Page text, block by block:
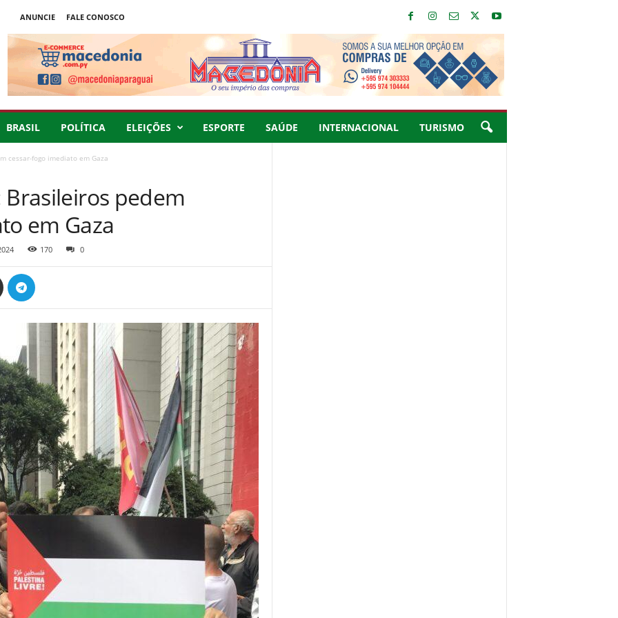
ANUNCIE
FALE CONOSCO
BRASIL POLÍTICA ELEIÇÕES ESPORTE SAÚDE INTERNACIONAL TURISMO
cessar-fogo imediato em Gaza
Brasileiros pedem
em Gaza
170 0